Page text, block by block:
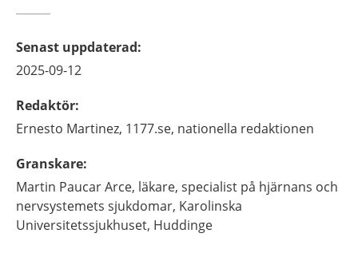
Senast uppdaterad:
2025-09-12
Redaktör:
Ernesto Martinez, 1177.se, nationella redaktionen
Granskare:
Martin Paucar Arce, läkare, specialist på hjärnans och
nervsystemets sjukdomar, Karolinska
Universitetssjukhuset, Huddinge